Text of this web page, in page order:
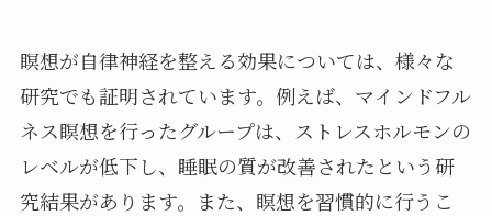
瞑想が自律神経を整える効果については、様々な
研究でも証明されています。例えば、マインドフル
ネス瞑想を行ったグループは、ストレスホルモンの
レベルが低下し、睡眠の質が改善されたという研
究結果があります。また、瞑想を習慣的に行うこ